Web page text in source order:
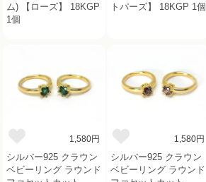
ム) 【ローズ】 18KGP
1個
トパーズ】 18KGP 1個
1,580円
シルバー925 クラウン
ベビーリング ラウンド
1,580円
シルバー925 クラウン
ベビーリング ラウンド